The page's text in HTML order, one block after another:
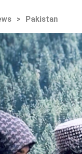
> Pakistan